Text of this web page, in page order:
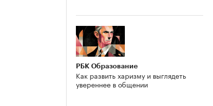
РБК Образование
Как развить харизму и выглядеть
увереннее в общении